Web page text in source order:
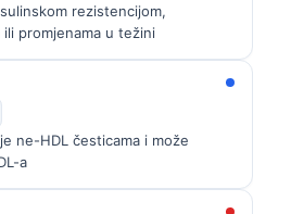
rezistencijom,
promjenama u težini
ne-HDL česticama i može
a